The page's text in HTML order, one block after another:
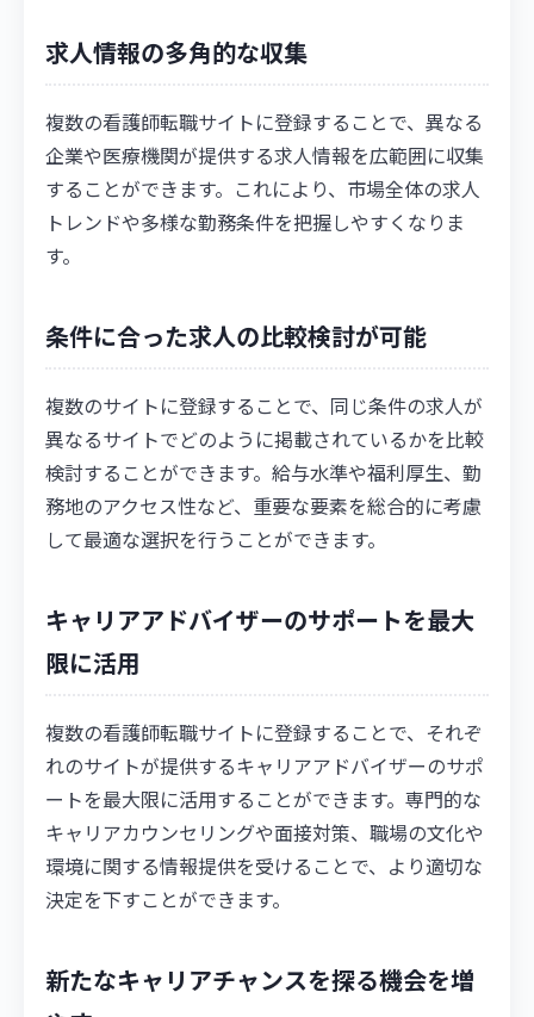
求人情報の多角的な収集
複数の看護師転職サイトに登録することで、異なる
企業や医療機関が提供する求人情報を広範囲に収集
することができます。これにより、市場全体の求人
トレンドや多様な勤務条件を把握しやすくなりま
す。
条件に合った求人の比較検討が可能
複数のサイトに登録することで、同じ条件の求人が
異なるサイトでどのように掲載されているかを比較
検討することができます。給与水準や福利厚生、勤
務地のアクセス性など、重要な要素を総合的に考慮
して最適な選択を行うことができます。
キャリアアドバイザーのサポートを最大
限に活用
複数の看護師転職サイトに登録することで、それぞ
れのサイトが提供するキャリアアドバイザーのサポ
ートを最大限に活用することができます。専門的な
キャリアカウンセリングや面接対策、職場の文化や
環境に関する情報提供を受けることで、より適切な
決定を下すことができます。
新たなキャリアチャンスを探る機会を増